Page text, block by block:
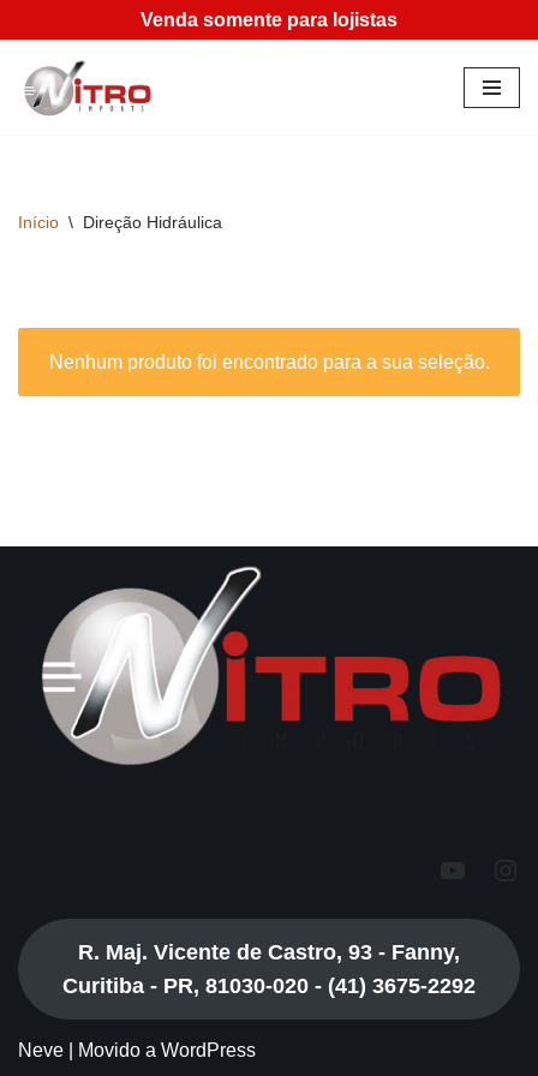
Pular
para
Venda somente para lojistas
Início \ Direção Hidráulica
Nenhum produto foi encontrado para a sua seleção.
R. Maj. Vicente de Castro, 93 - Fanny,
Curitiba - PR, 81030-020 - (41) 3675-2292
Neve | Movido a WordPress